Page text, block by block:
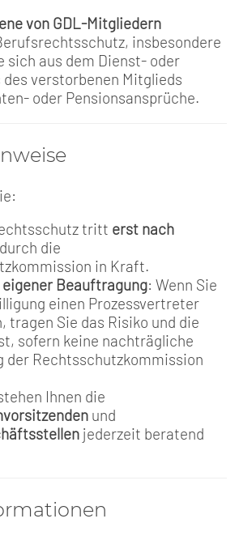
von GDL-Mitgliedern
insbesondere
sich aus dem Dienst- oder
verstorbenen Mitglieds
oder Pensionsansprüche.
tritt erst nach
durch die
in Kraft.
Beauftragung: Wenn Sie
einen Prozessvertreter
tragen Sie das Risiko und die
sofern keine nachträgliche
der Rechtsschutzkommission
Ihnen die
und
jederzeit beratend